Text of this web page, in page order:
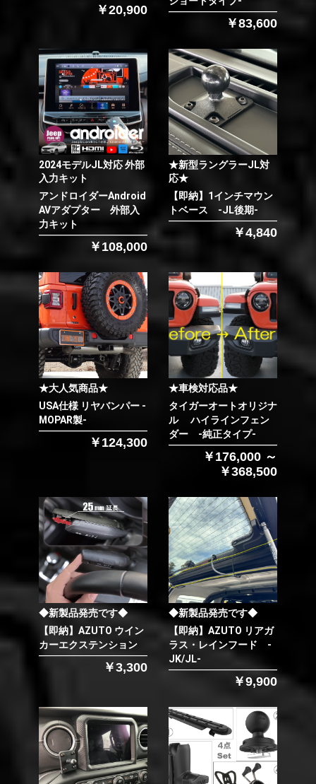
￥20,900
￥83,600
2024モデルJL対応 外部
入力キット
アンドロイダーAndroid
AVアダプター 外部入
力キット
￥108,000
★新型ラングラーJL対
応★
【即納】1インチマウン
トベース -JL後期-
￥4,840
★大人気商品★
USA仕様 リヤバンパー -
MOPAR製-
￥124,300
★車検対応品★
タイガーオートオリジナ
ル ハイラインフェン
ダー -純正タイプ-
￥176,000 ～
￥368,500
◆新製品発売です◆
【即納】AZUTO ウイン
カーエクステンション
￥3,300
◆新製品発売です◆
【即納】AZUTO リアガ
ラス・レインフード -
JK/JL-
￥9,900